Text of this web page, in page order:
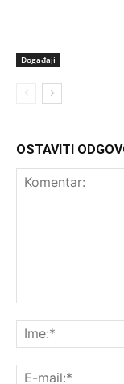
Događaji
OSTAVITI